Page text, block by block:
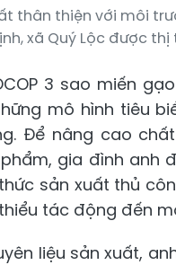
thân thiện với môi
xã Quý Lộc được
3 sao miến
mô hình tiêu
Để nâng cao
gia đình anh
sản xuất thủ
tác động đến
liệu sản xuất,